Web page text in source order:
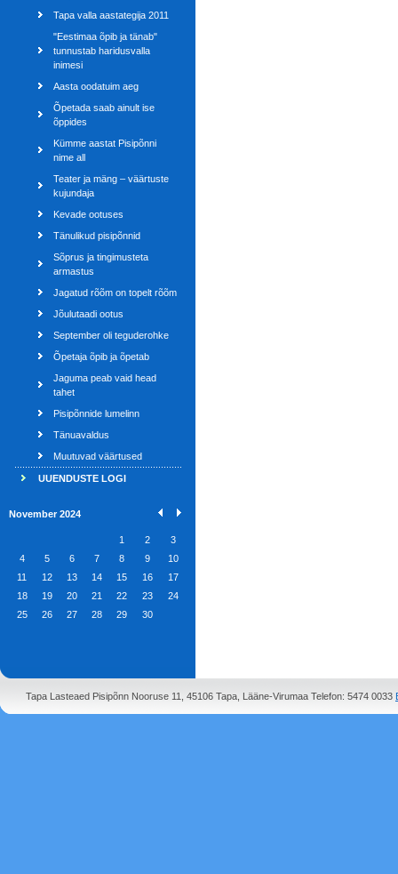
Tapa valla aastategija 2011
"Eestimaa õpib ja tänab"
tunnustab haridusvalla
inimesi
Aasta oodatuim aeg
Õpetada saab ainult ise
õppides
Kümme aastat Pisipõnni
nime all
Teater ja mäng – väärtuste
kujundaja
Kevade ootuses
Tänulikud pisipõnnid
Sõprus ja tingimusteta
armastus
Jagatud rõõm on topelt rõõm
Jõulutaadi ootus
September oli teguderohke
Õpetaja õpib ja õpetab
Jaguma peab vaid head
tahet
Pisipõnnide lumelinn
Tänuavaldus
Muutuvad väärtused
UUENDUSTE LOGI
November 2024
1 2
3
4
5 6 7 8 9
10
11
12 13 14 15 16
17
18
19 20 21 22 23
24
25
26 27 28 29 30
Tapa Lasteaed Pisipõnn Nooruse 11, 45106 Tapa, Lääne-Virumaa Telefon: 5474 0033